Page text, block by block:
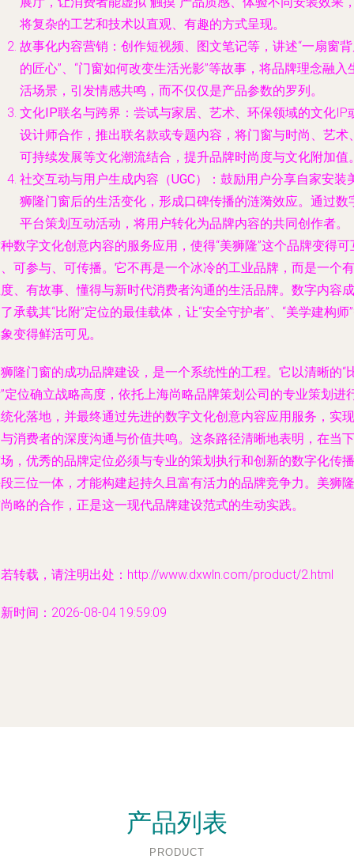
将复杂的工艺和技术以直观、有趣的方式呈现。
故事化内容营销 ：创作短视频、图文笔记等，讲述“一扇窗
的匠心”、“门窗如何改变生活光影”等故事，将品牌理念融入
活场景，引发情感共鸣，而不仅仅是产品参数的罗列。
文化IP联名与跨界 ：尝试与家居、艺术、环保领域的文化IP
设计师合作，推出联名款或专题内容，将门窗与时尚、艺术
可持续发展等文化潮流结合，提升品牌时尚度与文化附加值
社交互动与用户生成内容（UGC）
：鼓励用户分享自家安装
狮隆门窗后的生活变化，形成口碑传播的涟漪效应。通过数
平台策划互动活动，将用户转化为品牌内容的共同创作者。
数字文化创意内容的服务应用，使得“美狮隆”这个品牌变得可
可参与、可传播。它不再是一个冰冷的工业品牌，而是一个有
、有故事、懂得与新时代消费者沟通的生活品牌。数字内容成
承载其“比附”定位的最佳载体，让“安全守护者”、“美学建构师
变得鲜活可见。
隆门窗的成功品牌建设，是一个系统性的工程。它以清晰的“
定位确立战略高度，依托上海尚略品牌策划公司的专业策划进
化落地，并最终通过先进的数字文化创意内容应用服务，实现
消费者的深度沟通与价值共鸣。这条路径清晰地表明，在当下
，优秀的品牌定位必须与专业的策划执行和创新的数字化传播
三位一体，才能构建起持久且富有活力的品牌竞争力。美狮隆
略的合作，正是这一现代品牌建设范式的生动实践。
转载，请注明出处：http://www.dxwln.com/product/2.html
时间：2026-08-04 19:59:09
产品列表
PRODUCT